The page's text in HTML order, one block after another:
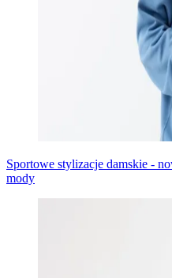
Sportowe stylizacje damskie -
mody